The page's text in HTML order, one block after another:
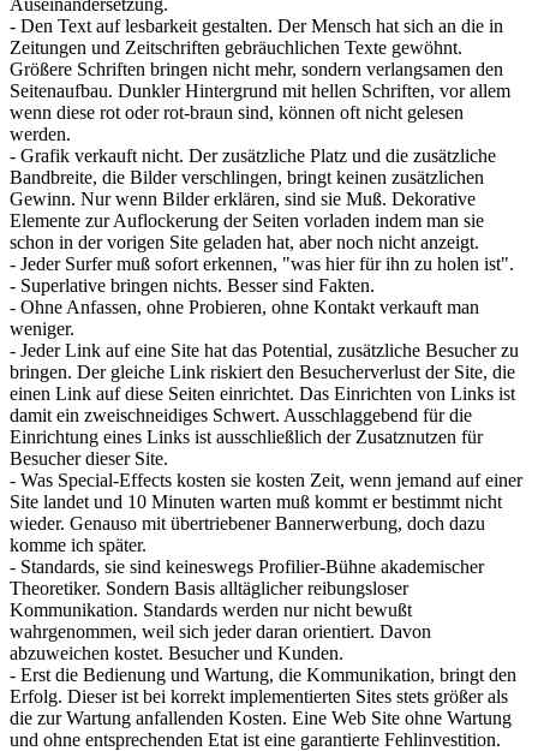
- Den Text auf lesbarkeit gestalten. Der Mensch hat sich an die in
Zeitungen und Zeitschriften gebräuchlichen Texte gewöhnt.
Größere Schriften bringen nicht mehr, sondern verlangsamen den
Seitenaufbau. Dunkler Hintergrund mit hellen Schriften, vor allem
wenn diese rot oder rot-braun sind, können oft nicht gelesen
werden.
- Grafik verkauft nicht. Der zusätzliche Platz und die zusätzliche
Bandbreite, die Bilder verschlingen, bringt keinen zusätzlichen
Gewinn. Nur wenn Bilder erklären, sind sie Muß. Dekorative
Elemente zur Auflockerung der Seiten vorladen indem man sie
schon in der vorigen Site geladen hat, aber noch nicht anzeigt.
- Jeder Surfer muß sofort erkennen, "was hier für ihn zu holen ist".
- Superlative bringen nichts. Besser sind Fakten.
- Ohne Anfassen, ohne Probieren, ohne Kontakt verkauft man
weniger.
- Jeder Link auf eine Site hat das Potential, zusätzliche Besucher zu
bringen. Der gleiche Link riskiert den Besucherverlust der Site, die
einen Link auf diese Seiten einrichtet. Das Einrichten von Links ist
damit ein zweischneidiges Schwert. Ausschlaggebend für die
Einrichtung eines Links ist ausschließlich der Zusatznutzen für
Besucher dieser Site.
- Was Special-Effects kosten sie kosten Zeit, wenn jemand auf einer
Site landet und 10 Minuten warten muß kommt er bestimmt nicht
wieder. Genauso mit übertriebener Bannerwerbung, doch dazu
komme ich später.
- Standards, sie sind keineswegs Profilier-Bühne akademischer
Theoretiker. Sondern Basis alltäglicher reibungsloser
Kommunikation. Standards werden nur nicht bewußt
wahrgenommen, weil sich jeder daran orientiert. Davon
abzuweichen kostet. Besucher und Kunden.
- Erst die Bedienung und Wartung, die Kommunikation, bringt den
Erfolg. Dieser ist bei korrekt implementierten Sites stets größer als
die zur Wartung anfallenden Kosten. Eine Web Site ohne Wartung
und ohne entsprechenden Etat ist eine garantierte Fehlinvestition.